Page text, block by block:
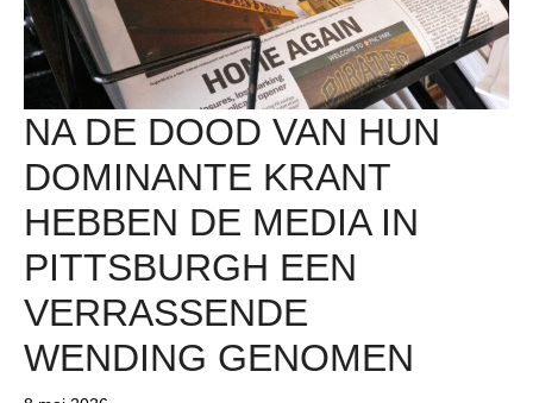
NA DE DOOD VAN HUN
DOMINANTE KRANT
HEBBEN DE MEDIA IN
PITTSBURGH EEN
VERRASSENDE
WENDING GENOMEN